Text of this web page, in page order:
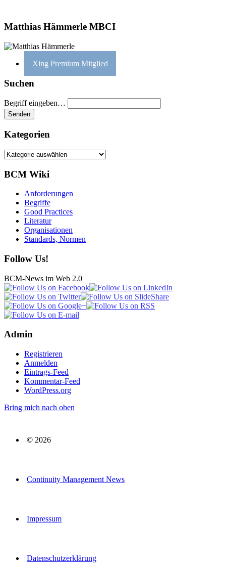
Matthias Hämmerle MBCI
Xing Premium Mitglied
Suchen
Begriff eingeben…
Kategorien
Kategorien
BCM Wiki
Anforderungen
Begriffe
Good Practices
Literatur
Organisationen
Standards, Normen
Follow Us!
BCM-News im Web 2.0
Admin
Registrieren
Anmelden
Eintrags-Feed
Kommentar-Feed
WordPress.org
Bring mich nach oben
© 2026
Continuity Management News
Impressum
Datenschutzerklärung